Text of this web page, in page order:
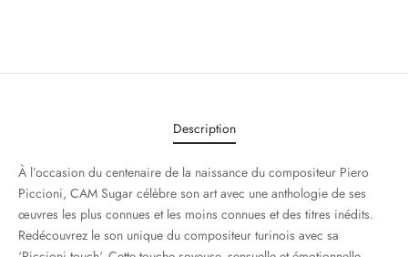
Description
À l’occasion du centenaire de la naissance du compositeur Piero
Piccioni, CAM Sugar célèbre son art avec une anthologie de ses
œuvres les plus connues et les moins connues et des titres inédits.
Redécouvrez le son unique du compositeur turinois avec sa